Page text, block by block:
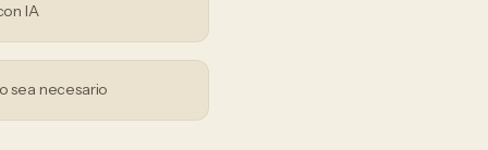
IA
sea necesario